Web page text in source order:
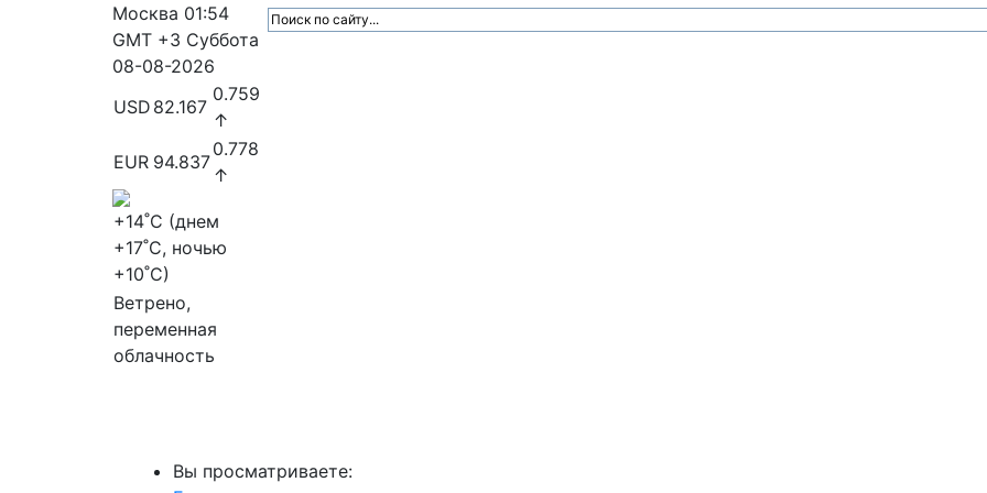
Москва 01:54
GMT +3 Суббота
08-08-2026
USD 82.167
0.759
↑
EUR 94.837
0.778
↑
+14˚C (днем
+17˚C, ночью
+10˚C)
Ветрено,
переменная
облачность
Вы просматриваете: